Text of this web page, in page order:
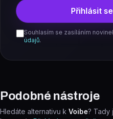
Přihlásit
Souhlasím se zasíláním
údajů.
Podobné nástroje
Hledáte alternativu k Voibe? Tady